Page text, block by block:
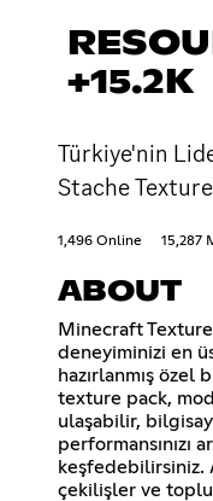
+15.2K
Türkiye'nin
Stache
1,496 Online 15,287
ABOUT
Minecraft
deneyiminizi en
hazırlanmış özel
texture pack,
ulaşabilir,
performansınızı
keşfedebilirsiniz.
çekilişler ve